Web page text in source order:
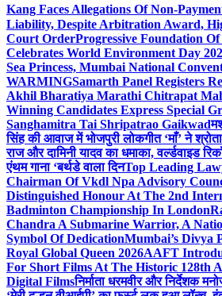
Kang Faces Allegations Of Non-
Liability, Despite Arbitration Award,
Court OrderProgressive Foundation
Celebrates World Environment Day
Sea Princess, Mumbai National
WARMINGSamarth Panel Registers
Akhil Bharatiya Marathi Chitrapat
Winning Candidates Express Special
Sanghamitra Tai Shripatrao Gaikwad
सिंह की आवाज में भोजपुरी लोकगीत ‘माँ’ ने
राज और दामिनी यादव का धमाका, वर्ल्डवाइड
एंथम गाना ‘बर्थडे वाला दिनTop Leading
Chairman Of Vkdl Npa Advisory
Distinguished Honour At The 2nd
Badminton Championship In London
Chandra A Submarine Warrior, A
Symbol Of DedicationMumbai’s Divya
Royal Global Queen 2026AAFT
For Short Films At The Historic 128th
Digital Filmsनिर्माता धरमवीर और निर्देशक